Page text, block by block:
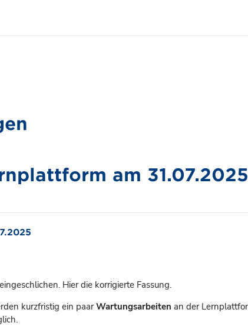
am 31.07.2025
Hier die korrigierte Fassung.
kurzfristig ein paarWartungsarbeiten an der